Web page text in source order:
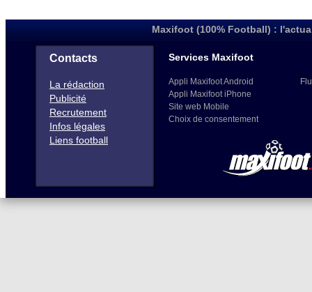
Maxifoot (100% Football) :
Contacts
La rédaction
Publicité
Recrutement
Infos légales
Liens football
Services Maxifoot
Appli Maxifoot Android
Appli Maxifoot iPhone
Site web Mobile
Choix de consentement